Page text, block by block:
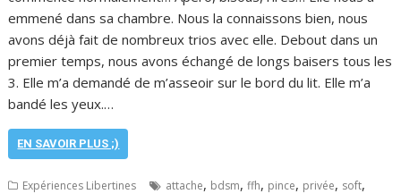
emmené dans sa chambre. Nous la connaissons bien, nous
avons déjà fait de nombreux trios avec elle. Debout dans un
premier temps, nous avons échangé de longs baisers tous les
3. Elle m’a demandé de m’asseoir sur le bord du lit. Elle m’a
bandé les yeux.…
EN SAVOIR PLUS ;)
Expériences Libertines attache, bdsm,ffh, pince, privée, soft,